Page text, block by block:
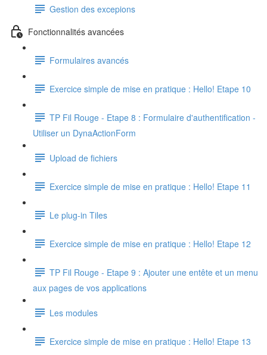
Gestion des excepions
Fonctionnalités avancées
Formulaires avancés
Exercice simple de mise en pratique : Hello! Etape 10
TP Fil Rouge - Etape 8 : Formulaire d'authentification -
Utiliser un DynaActionForm
Upload de fichiers
Exercice simple de mise en pratique : Hello! Etape 11
Le plug-in Tiles
Exercice simple de mise en pratique : Hello! Etape 12
TP Fil Rouge - Etape 9 : Ajouter une entête et un menu
aux pages de vos applications
Les modules
Exercice simple de mise en pratique : Hello! Etape 13